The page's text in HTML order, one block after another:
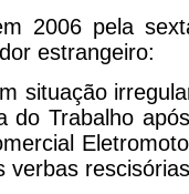
2006 pela
estrangeiro:
situação
do Trabalho
verbas